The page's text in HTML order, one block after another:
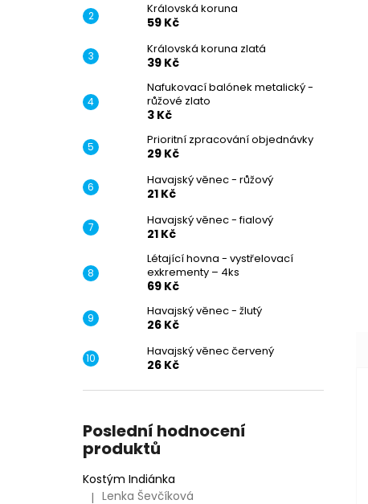
Královská koruna
59 Kč
Královská koruna zlatá
39 Kč
Nafukovací balónek metalický -
růžové zlato
3 Kč
Prioritní zpracování objednávky
29 Kč
Havajský věnec - růžový
21 Kč
Havajský věnec - fialový
21 Kč
Létající hovna - vystřelovací
exkrementy – 4ks
69 Kč
Havajský věnec - žlutý
26 Kč
Havajský věnec červený
26 Kč
Poslední hodnocení
produktů
Kostým Indiánka
| Lenka Ševčíková